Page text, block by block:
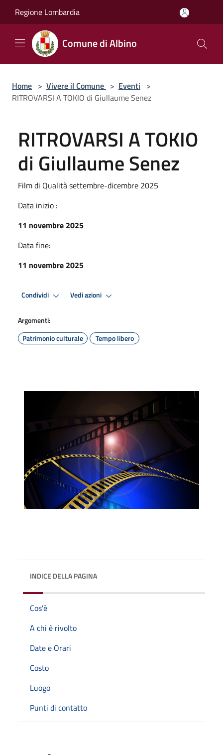
Regione Lombardia
Comune di Albino
Home > Vivere il Comune > Eventi >
RITROVARSI A TOKIO di Giullaume Senez
RITROVARSI A TOKIO
di Giullaume Senez
Film di Qualità settembre-dicembre 2025
Data inizio :
11 novembre 2025
Data fine:
11 novembre 2025
Condividi Vedi azioni
Argomenti:
Patrimonio culturale
Tempo libero
INDICE DELLA PAGINA
Cos'è
A chi è rivolto
Date e Orari
Costo
Luogo
Punti di contatto